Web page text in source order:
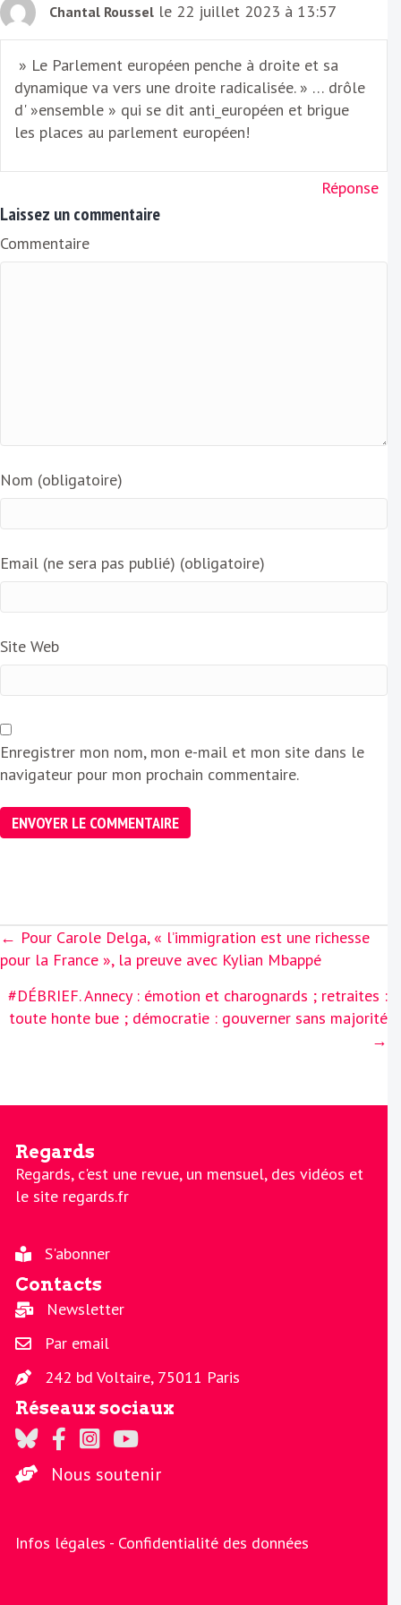
Chantal Roussel le 22 juillet 2023 à 13:57
» Le Parlement européen penche à droite et sa
dynamique va vers une droite radicalisée. » … drôle
d' »ensemble » qui se dit anti_européen et brigue
les places au parlement européen!
Réponse
Laissez un commentaire
Commentaire
Nom (obligatoire)
Email (ne sera pas publié) (obligatoire)
Site Web
Enregistrer mon nom, mon e-mail et mon site dans le
navigateur pour mon prochain commentaire.
Posts
navigation
← Pour Carole Delga, « l’immigration est une richesse
pour la France », la preuve avec Kylian Mbappé
#DÉBRIEF. Annecy : émotion et charognards ; retraites :
toute honte bue ; démocratie : gouverner sans majorité
→
Regards
Regards, c'est une revue, un mensuel, des vidéos et
le site regards.fr
S'abonner
Contacts
Newsletter
Par email
242 bd Voltaire, 75011 Paris
Réseaux sociaux
Regards sur Twitter
Regards sur Facebook
Regards sur Instagram
La chaine Regards sur Youtube
Nous soutenir
Infos légales - Confidentialité des données